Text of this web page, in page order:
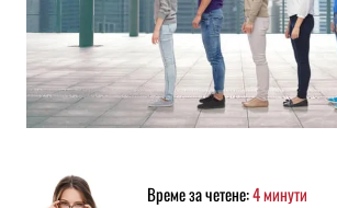
Време за четене:4минути